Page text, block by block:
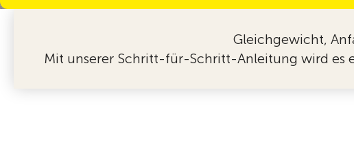
Gleichgewicht,
Mit unserer Schritt-für-Schritt-Anleitung wird es